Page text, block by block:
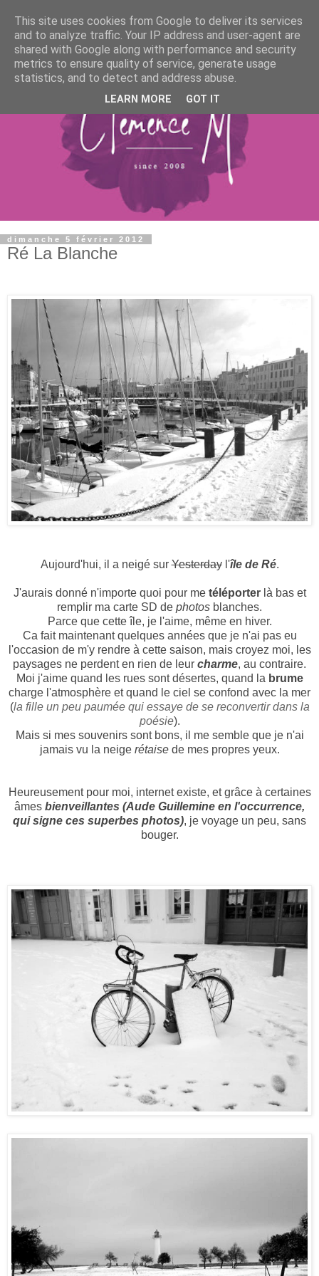
dimanche 5 février 2012
Ré La Blanche
Aujourd'hui, il a neigé surYesterdayl'île de Ré.
J'aurais donné n'importe quoi pour me téléporterlà bas et
remplir ma carte SD de photos blanches.
Parce que cette île, je l'aime, même en hiver.
Ca fait maintenant quelques années que je n'ai pas eu
l'occasion de m'y rendre à cette saison, mais croyez moi, les
paysages ne perdent en rien de leur charme, au contraire.
Moi j'aime quand les rues sont désertes, quand la brume
charge l'atmosphère et quand le ciel se confond avec la mer
(la fille un peu paumée qui essaye de se reconvertir dans la
poésie).
Mais si mes souvenirs sont bons, il me semble que je n'ai
jamais vu la neige rétaisede mes propres yeux.
Heureusement pour moi, internet existe, et grâce à certaines
âmes bienveillantes (Aude Guillemine en l'occurrence,
qui signe ces superbes photos), je voyage un peu, sans
bouger.
This site uses cookies from Google to deliver its services
and to analyze traffic. Your IP address and user-agent are
shared with Google along with performance and security
metrics to ensure quality of service, generate usage
statistics, and to detect and address abuse.
LEARN MORE GOT IT